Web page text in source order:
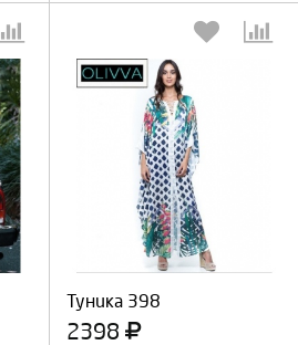
Туника 398
2398
Выберите количество:
Продолжить Отмена